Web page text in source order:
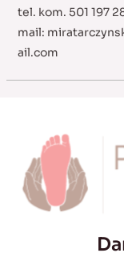
tel. kom. 501 197
mail:
ail.com